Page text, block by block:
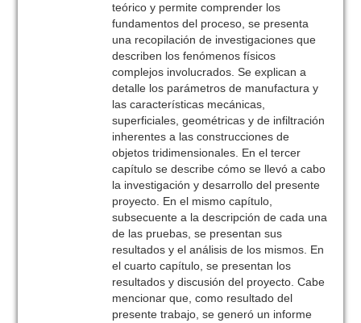
teórico y permite comprender los
fundamentos del proceso, se presenta
una recopilación de investigaciones que
describen los fenómenos físicos
complejos involucrados. Se explican a
detalle los parámetros de manufactura y
las características mecánicas,
superficiales, geométricas y de infiltración
inherentes a las construcciones de
objetos tridimensionales. En el tercer
capítulo se describe cómo se llevó a cabo
la investigación y desarrollo del presente
proyecto. En el mismo capítulo,
subsecuente a la descripción de cada una
de las pruebas, se presentan sus
resultados y el análisis de los mismos. En
el cuarto capítulo, se presentan los
resultados y discusión del proyecto. Cabe
mencionar que, como resultado del
presente trabajo, se generó un informe